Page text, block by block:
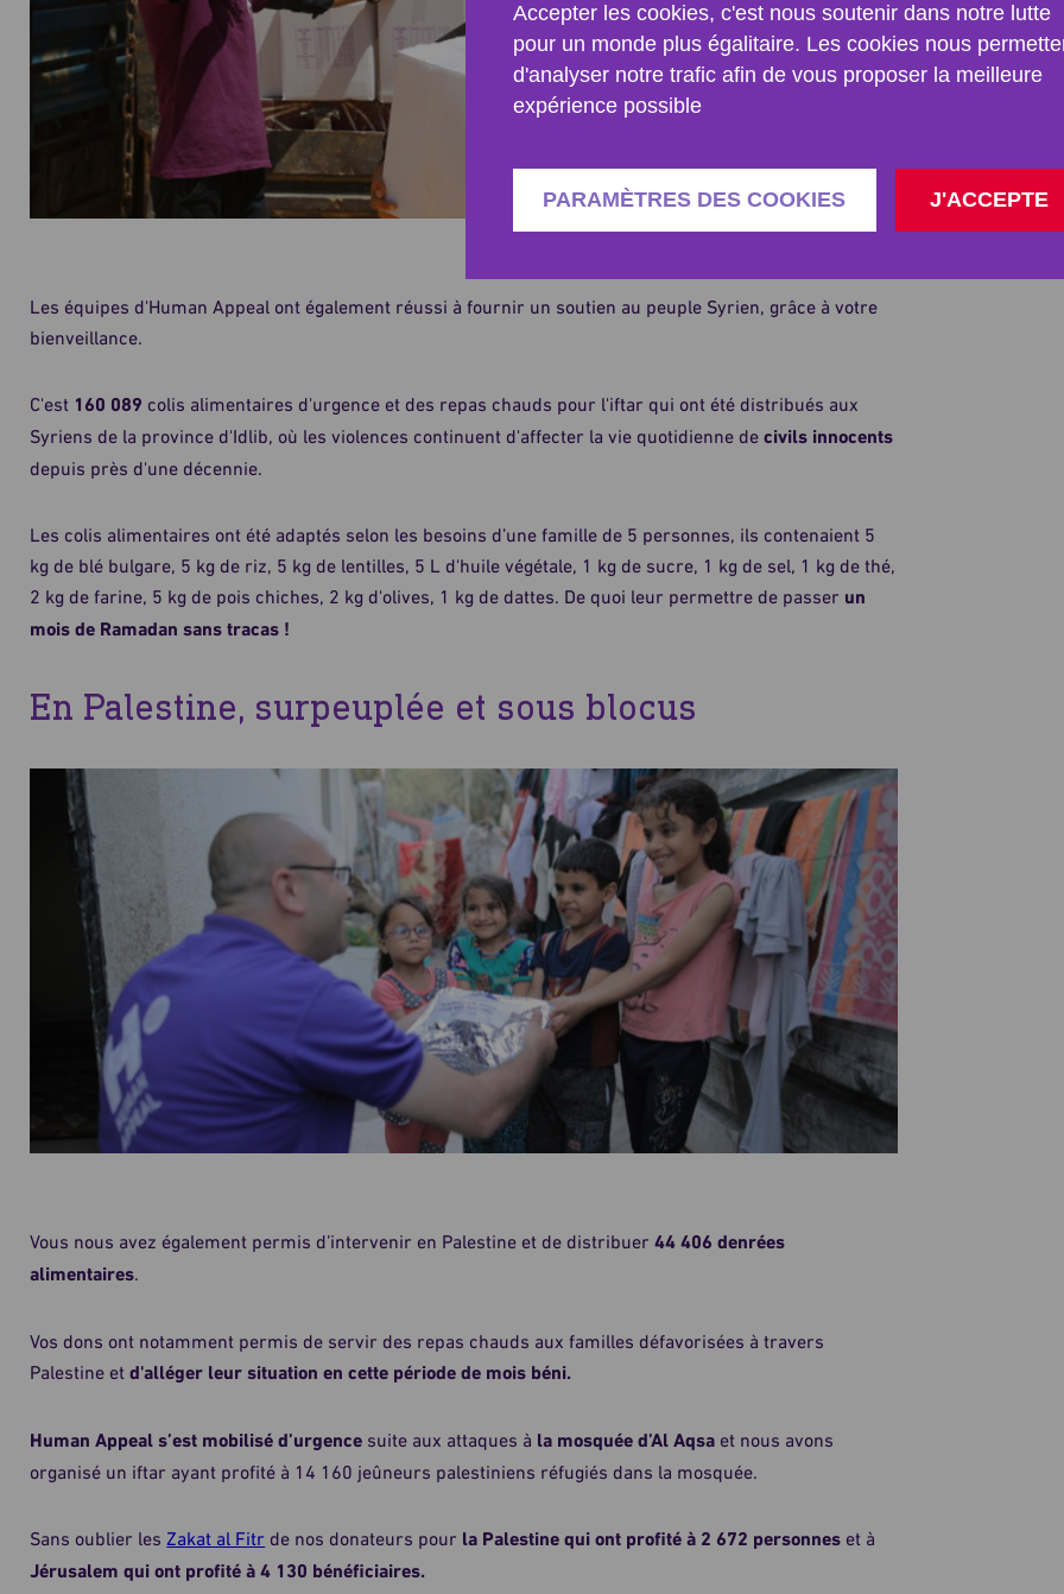
Accepter les cookies, c'est nous soutenir dans notre lutte
pour un monde plus égalitaire. Les cookies nous
d'analyser notre trafic afin de vous proposer la meilleure
expérience possible
PARAMÈTRES DES COOKIES J'ACCEPTE
Les équipes d'Human Appeal ont également réussi à fournir un soutien au peuple Syrien, grâce à votre
bienveillance.
C'est 160 089 colis alimentaires d'urgence et des repas chauds pour l'iftar qui ont été distribués aux
Syriens de la province d'Idlib, où les violences continuent d'affecter la vie quotidienne decivils innocents
depuis près d'une décennie.
Les colis alimentaires ont été adaptés selon les besoins d’une famille de 5 personnes, ils contenaient 5
kg de blé bulgare, 5 kg de riz, 5 kg de lentilles, 5 L d'huile végétale, 1 kg de sucre, 1 kg de sel, 1 kg de thé,
2 kg de farine, 5 kg de pois chiches, 2 kg d'olives, 1 kg de dattes. De quoi leur permettre de passer un
mois de Ramadan sans tracas !
En Palestine, surpeuplée et sous blocus
Vous nous avez également permis d’intervenir en Palestine et de distribuer44 406 denrées
alimentaires.
Vos dons ont notamment permis de servir des repas chauds aux familles défavorisées à travers
Palestine etd'alléger leur situation en cette période de mois béni.
Human Appeal s’est mobilisé d’urgence suite aux attaques à la mosquée d’Al Aqsa et nous avons
organisé un iftar ayant profité à 14 160 jeûneurs palestiniens réfugiés dans la mosquée.
Sans oublier les Zakat al Fitr de nos donateurs pour la Palestine qui ont profité à 2 672 personnes et à
Jérusalem qui ont profité à 4 130 bénéficiaires.